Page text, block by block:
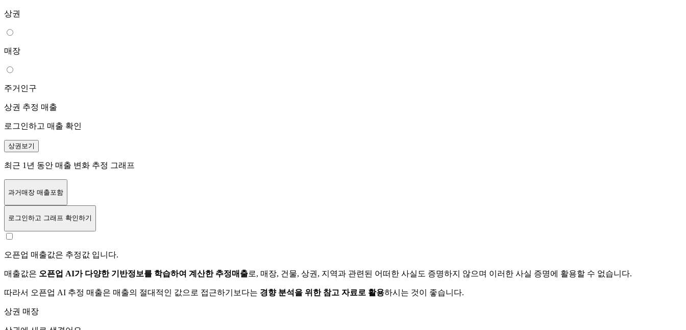
상권
매장
주거인구
상권 추정 매출
로그인하고 매출 확인
상권보기
최근 1년 동안 매출 변화 추정 그래프
과거매장 매출포함
로그인하고 그래프 확인하기
오픈업 매출값은 추정값 입니다.
매출값은 오픈업 AI가 다양한 기반정보를 학습하여 계산한 추정매출로, 매장, 건물, 상권, 지역과 관련된 어떠한 사실도 증명하지 않으며 이러한 사실 증명에 활용할 수 없습니다.
따라서 오픈업 AI 추정 매출은 매출의 절대적인 값으로 접근하기보다는 경향 분석을 위한 참고 자료로 활용하시는 것이 좋습니다.
상권 매장